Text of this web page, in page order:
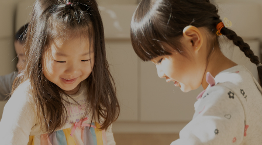
各園のブログ
2026.08.06 赤しそジュース作り～にじ組～2026.08.0
5 【そら組】誕生会
一覧を見る